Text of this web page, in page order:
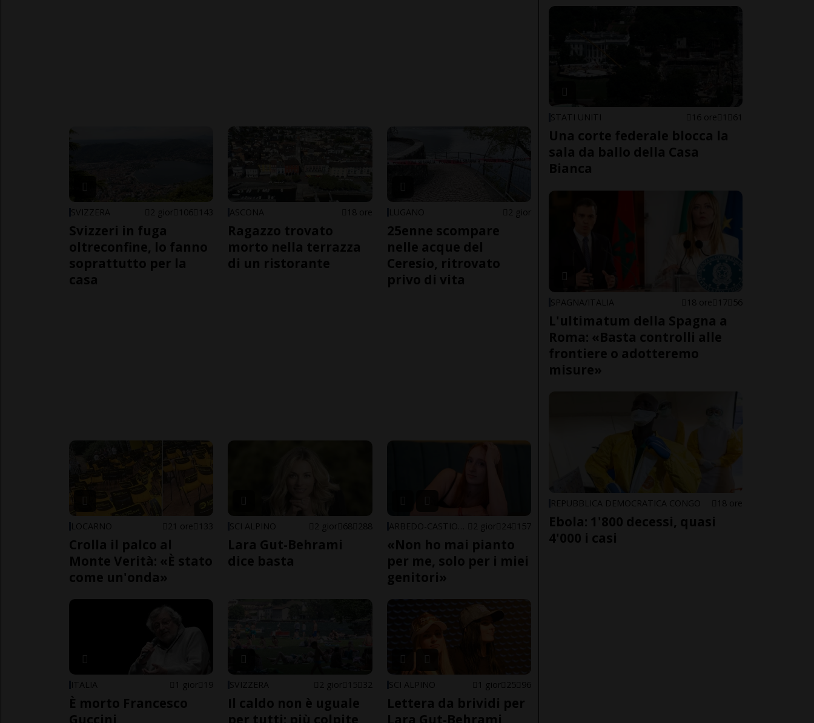
SVIZZERA 2 gior 106 143
Svizzeri in fuga
oltreconfine, lo fanno
soprattutto per la
casa
ASCONA 18 ore
Ragazzo trovato
morto nella terrazza
di un ristorante
LUGANO 2 gior
25enne scompare
nelle acque del
Ceresio, ritrovato
privo di vita
LOCARNO 21 ore 133
Crolla il palco al
Monte Verità: «È stato
come un'onda»
SCI ALPINO 2 gior 68 288
Lara Gut-Behrami
dice basta
2 gior 24 157
«Non ho mai pianto
per me, solo per i miei
genitori»
ITALIA 1 gior 19
È morto Francesco
Guccini
SVIZZERA 2 gior 15 32
Il caldo non è uguale
per tutti: più colpite
SCI ALPINO 1 gior 25 96
Lettera da brividi per
Lara Gut-Behrami
STATI UNITI 16 ore 1 61
Una corte federale blocca la
sala da ballo della Casa
Bianca
SPAGNA/ITALIA 18 ore 17 56
L'ultimatum della Spagna a
Roma: «Basta controlli alle
frontiere o adotteremo
misure»
REPUBBLICA DEMOCRATICA CONGO 18 ore
Ebola: 1'800 decessi, quasi
4'000 i casi